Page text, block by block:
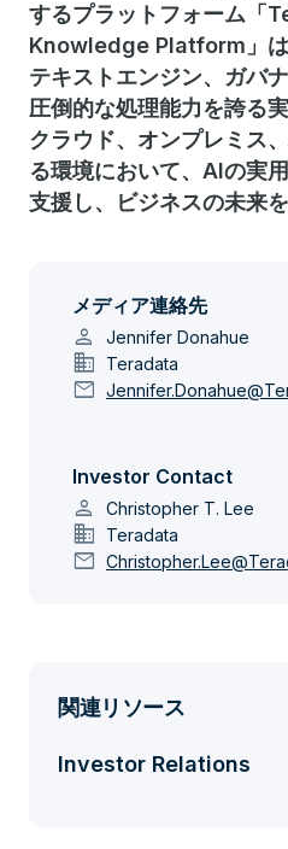
するプラットフォーム
Knowledge Platform」
テキストエンジン、ガバ
圧倒的な処理能力を誇る
クラウド、オンプレミス
る環境において、AIの実
支援し、ビジネスの未来
メディア連絡先
person Jennifer Donahue
domain Teradata
mail
Investor Contact
person Christopher T. Lee
domain Teradata
mail
関連リソース
Investor Relations